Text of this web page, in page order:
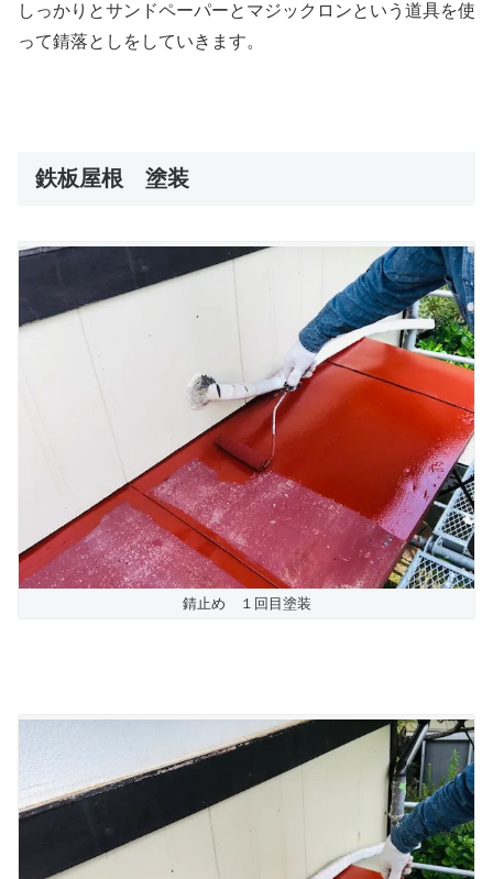
しっかりとサンドペーパーとマジックロンという道具を使
って錆落としをしていきます。
鉄板屋根 塗装
錆止め １回目塗装